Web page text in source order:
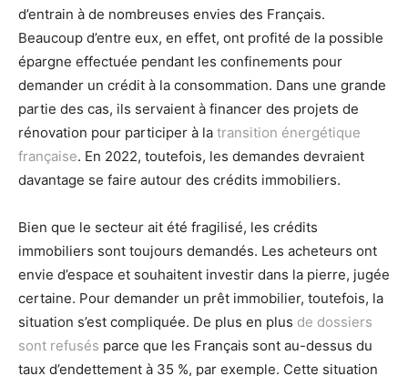
d’entrain à de nombreuses envies des Français.
Beaucoup d’entre eux, en effet, ont profité de la possible
épargne effectuée pendant les confinements pour
demander un crédit à la consommation. Dans une grande
partie des cas, ils servaient à financer des projets de
rénovation pour participer à la transition énergétique
française. En 2022, toutefois, les demandes devraient
davantage se faire autour des crédits immobiliers.
Bien que le secteur ait été fragilisé, les crédits
immobiliers sont toujours demandés. Les acheteurs ont
envie d’espace et souhaitent investir dans la pierre, jugée
certaine. Pour demander un prêt immobilier, toutefois, la
situation s’est compliquée. De plus en plus de dossiers
sont refusés parce que les Français sont au-dessus du
taux d’endettement à 35 %, par exemple. Cette situation